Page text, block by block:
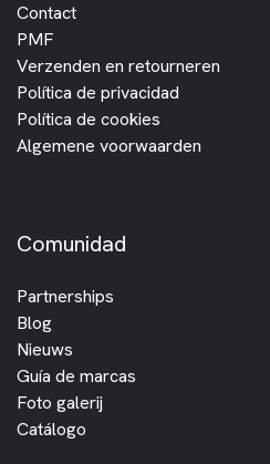
Contact
PMF
Verzenden en retourneren
Política de privacidad
Política de cookies
Algemene voorwaarden
Comunidad
Partnerships
Blog
Nieuws
Guía de marcas
Foto galerij
Catálogo